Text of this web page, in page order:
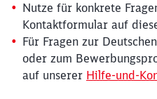
Nutze für konkrete
Kontaktformular auf
Für Fragen zur
oder zum
auf unserer Hilfe-und-